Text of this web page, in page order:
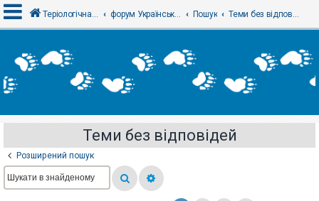
х
і
е
с
т
р
Теріологічна школа форум Українського теріологічного товариства Пошук Теми без відповідей
Теми без відповідей
Розширений пошук